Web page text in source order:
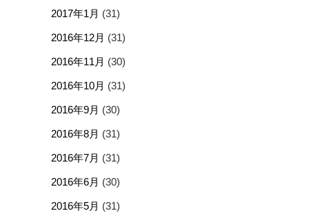
2017年1月 (31)
2016年12月 (31)
2016年11月 (30)
2016年10月 (31)
2016年9月 (30)
2016年8月 (31)
2016年7月 (31)
2016年6月 (30)
2016年5月 (31)